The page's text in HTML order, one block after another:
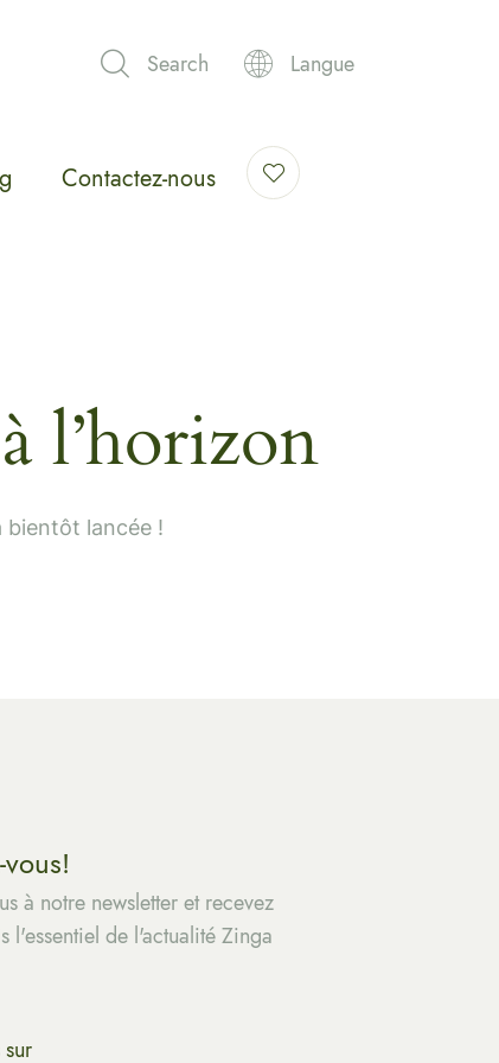
Search Langue
Contactez-nous
l’horizon
bientôt lancée !
à notre newsletter et recevez
l'essentiel de l'actualité Zinga
sur